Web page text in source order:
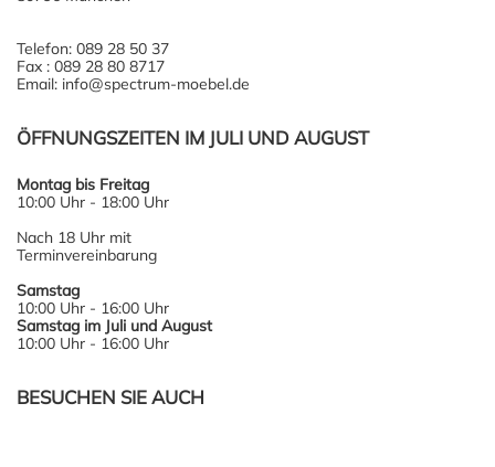
Telefon: 089 28 50 37
Fax : 089 28 80 8717
Email: info@spectrum-moebel.de
ÖFFNUNGSZEITEN IM JULI UND AUGUST
Montag bis Freitag
10:00 Uhr - 18:00 Uhr
Nach 18 Uhr mit
Terminvereinbarung
Samstag
10:00 Uhr - 16:00 Uhr
Samstag im Juli und August
10:00 Uhr - 16:00 Uhr
BESUCHEN SIE AUCH